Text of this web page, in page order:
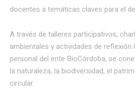
docentes a temáticas claves para el
A través de talleres participativos,
ambientales y actividades de
personal del ente BioCórdoba, se
la naturaleza, la biodiversidad, el
circular.